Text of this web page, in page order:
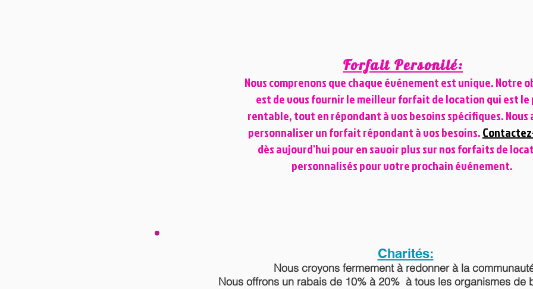
Forfait Personilé:
Nous comprenons que chaque événement est unique. Notre
est de vous fournir le meilleur forfait de location qui est le
rentable, tout en répondant à vos besoins spécifiques. Nous
personnaliser un forfait répondant à vos besoins.
dès aujourd'hui pour en savoir plus sur nos forfaits de
personnalisés pour votre prochain événement.​
Charités:
Nous croyons fermement à redonner à la
Nous offrons un rabais de 10% à 20% à tous les organismes de